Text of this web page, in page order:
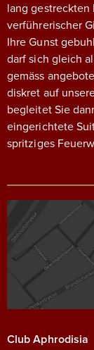
lang gestreckten
verführerischer
Ihre Gunst
darf sich gleich
gemäss
diskret auf
begleitet Sie
eingerichtete
spritziges
Club Aphrodisia